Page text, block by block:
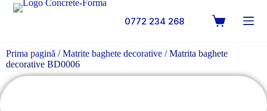
0772 234 268
Prima pagină /Matrite baghete decorative / Matrita baghete
decorative BD0006